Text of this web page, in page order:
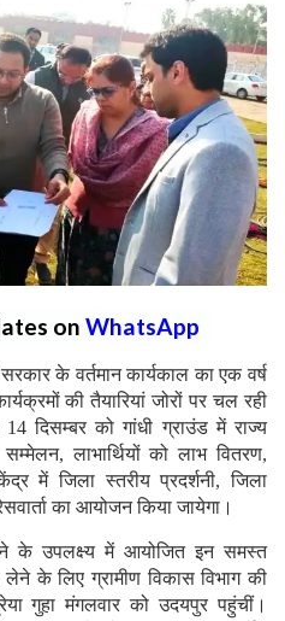
on WhatsApp
के वर्तमान कार्यकाल का एक वर्ष
की तैयारियां जोरों पर चल रही
दिसम्बर को गांधी ग्राउंड में राज्य
लाभार्थियों को लाभ वितरण,
में जिला स्तरीय प्रदर्शनी, जिला
का आयोजन किया जायेगा।
के उपलक्ष्य में आयोजित इन समस्त
लेने के लिए ग्रामीण विकास विभाग की
गुहा मंगलवार को उदयपुर पहुंचीं।